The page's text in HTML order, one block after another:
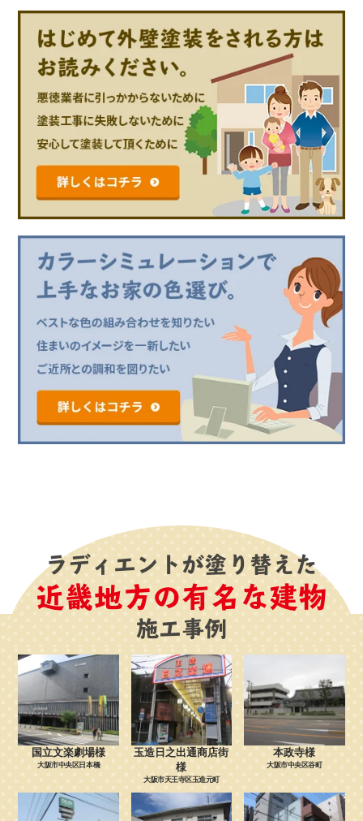
ラディエントが塗り替えた
近畿地方の有名な建物
施工事例
国立文楽劇場様
大阪市中央区日本橋
玉造日之出通商店街
様
大阪市天王寺区玉造元町
本政寺様
大阪市中央区谷町